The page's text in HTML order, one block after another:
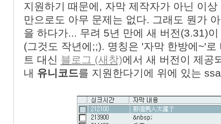
지원하기 때문에, 자막 제작자가 아닌 이
만으로도 아무 문제는 없다. 그래도 뭔가
을 하다가... 무려 5년 만에 새 버전(3.31)
(그것도 작년에;;). 명칭은 '자막 한방에~'
트 대신 블로그 (새창)에서 새 버전이 제공
내 유니코드를 지원한다기에 위에 있는